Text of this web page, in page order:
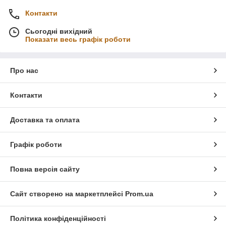
Контакти
Сьогодні вихідний
Показати весь графік роботи
Про нас
Контакти
Доставка та оплата
Графік роботи
Повна версія сайту
Сайт створено на маркетплейсі Prom.ua
Політика конфіденційності